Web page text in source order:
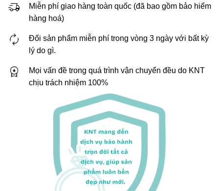
Miễn phí giao hàng toàn quốc (đã bao gồm bảo hiểm
hàng hoá)
Đổi sản phẩm miễn phí trong vòng 3 ngày với bất kỳ
lý do gì.
Mọi vấn đề trong quá trình vận chuyển đều do KNT
chịu trách nhiệm 100%